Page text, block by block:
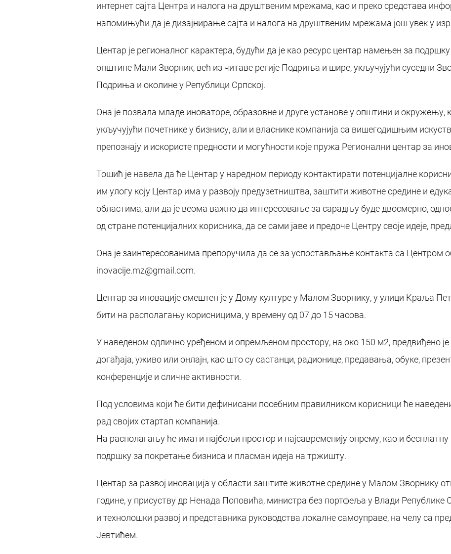
интернет сајта Центра и налога на друштвеним мрежама, као и преко средстава
напомињући да је дизајнирање сајта и налога на друштвеним мрежама још увек у
Центар је регионалног карактера, будући да је као ресурс центар намењен за
општине Мали Зворник, већ из читаве регије Подриња и шире, укључујући суседни
Подриња и околине у Републици Српској.
Она је позвала младе иноваторе, образовне и друге установе у општини и окружењу,
укључујући почетнике у бизнису, али и власнике компанија са вишегодишњим
препознају и искористе предности и могућности које пружа Регионални центар за
Тошић је навела да ће Центар у наредном периоду контактирати потенцијалне
им улогу коју Центар има у развоју предузетништва, заштити животне средине и
областима, али да је веома важно да интересовање за сарадњу буде двосмерно,
од стране потенцијалних корисника, да се сами јаве и предоче Центру своје идеје,
Она је заинтересованима препоручила да се за успостављање контакта са Центром
inovacije.mz@gmail.com.
Центар за иновације смештен је у Дому културе у Малом Зворнику, у улици Краља
бити на располагању корисницима, у времену од 07 до 15 часова.
У наведеном одлично уређеном и опремљеном простору, на око 150 м2, предвиђено
догађаја, уживо или онлајн, као што су састанци, радионице, предавања, обуке,
конференције и сличне активности.
Под условима који ће бити дефинисани посебним правилником корисници ће
рад својих стартап компанија.
На располагању ће имати најбољи простор и најсавременију опрему, као и
подршку за покретање бизниса и пласман идеја на тржишту.
Центар за развој иновација у области заштите животне средине у Малом Зворнику
године, у присуству др Ненада Поповића, министра без портфеља у Влади Републике
и технолошки развој и представника руководства локалне самоуправе, на челу са
Јевтићем.